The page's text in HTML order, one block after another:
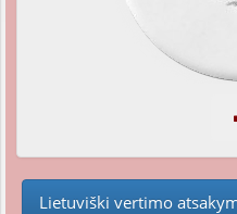
Lietuviški vertimo